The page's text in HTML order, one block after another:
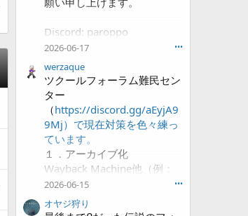
Discord: paroppo
X:
aur
Itch:
https://werzaque.itch.io/
2026-06-17 •••
werzaque
ツクールフォーラム難民セン
ター
（https://discord.gg/aEyjA9
9Mj）で現在対策を色々練っ
ています。
１．アーカイブ化
Wayback Machine他（例：
https://web.archive.org/web
/2026061...b.com/threads/h
elp-to-balance-
2026-06-15 •••
オヤジ狩り